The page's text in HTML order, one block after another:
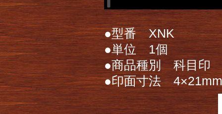
●型番 XNK
●単位 1個
●商品種別 科目印
●印面寸法 4×21mm